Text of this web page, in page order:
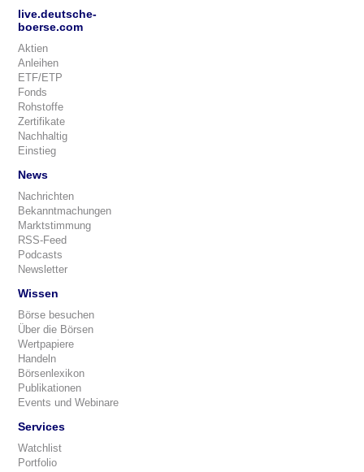
live.deutsche-
boerse.com
Aktien
Anleihen
ETF/ETP
Fonds
Rohstoffe
Zertifikate
Nachhaltig
Einstieg
News
Nachrichten
Bekanntmachungen
Marktstimmung
RSS-Feed
Podcasts
Newsletter
Wissen
Börse besuchen
Über die Börsen
Wertpapiere
Handeln
Börsenlexikon
Publikationen
Events und Webinare
Services
Watchlist
Portfolio